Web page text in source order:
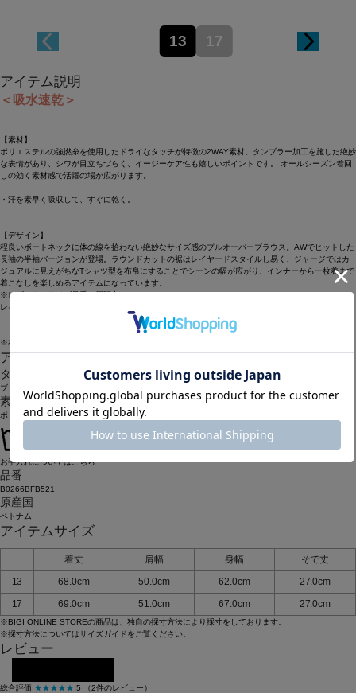
13 17
アイテム説明
＜吸水速乾＞
【素材】
ポリエステルの強撚糸を使用したドライなタッチが特徴の2WAY素材。タンブラー加工を施した絶妙
な表情があり、シワが目立ちづらく、イージーケア性も嬉しいポイントです。 オールシーズン着回
しの効く素材感で活躍の場が広がります。
・汗を素早く吸収して、すぐに乾く。
【デザイン】
程良いボートネックに体の線を拾わない絶妙なサイズ感のプルオーバーブラウス。AWでヒットした
長袖の半袖バージョンが登場。ラウンドカットの裾はレイヤードスタイルし易く、ジャージではカ
ジュアルに見えがちなTシャツ型を布帛にすることでシーンの幅が広がり、インナーから一枚着まで
着こなしを楽しめるアイテムになっています。
※レギュラーサイズ品番も展開中
レギュラーサイズ品番：
※在庫状況によりお取り寄せなどの事情で、商品お届けまで1週間前後かかる場合もございます。
アイテム詳細
タイプ
ブラウス
素材
ポリエステル100％
お手入れについてはこちら
品番
B0266BFB521
原産国
ベトナム
アイテムサイズ
着丈 肩幅 身幅
そで丈
13
68.0cm 50.0cm 62.0cm
27.0cm
17
69.0cm 51.0cm 67.0cm 27.0cm
※BIGI ONLINE STOREの商品は、独自の採寸方法により採寸をしております。
※採寸方法についてはサイズガイドをご覧ください。
レビュー
総合評価 ★★★★★ 5 （2件のレビュー）